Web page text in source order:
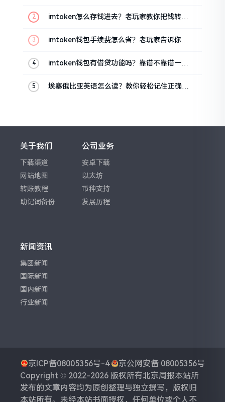
imtoken怎么存钱进去？老玩家教你把钱转进
imtoken钱包手续费怎么省？老玩家告诉你几
imtoken钱包有借贷功能吗？靠谱不靠谱一文
埃塞俄比亚英语怎么读？教你轻松记住正确发
关于我们
下载渠道
网站地图
转账教程
助记词备份
公司业务
安卓下载
以太坊
币种支持
发展历程
新闻资讯
集团新闻
国际新闻
国内新闻
行业新闻
京ICP备08005356号-4
京公网安备 08005356号
Copyright © 2022-2026 版权所有北京周报本站所
发布的文章内容均为原创整理与独立撰写，版权归
本站所有。未经本站书面授权，任何单位或个人不